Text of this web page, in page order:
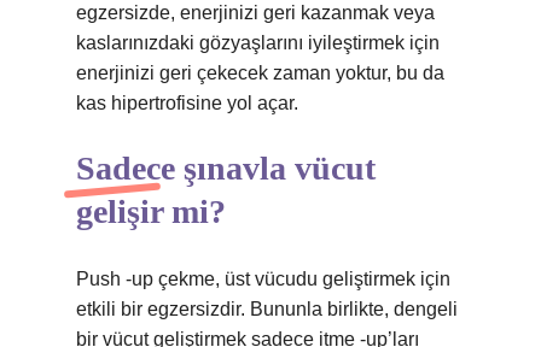
egzersizde, enerjinizi geri kazanmak veya
kaslarınızdaki gözyaşlarını iyileştirmek için
enerjinizi geri çekecek zaman yoktur, bu da
kas hipertrofisine yol açar.
Sadece şınavla vücut
gelişir mi?
Push -up çekme, üst vücudu geliştirmek için
etkili bir egzersizdir. Bununla birlikte, dengeli
bir vücut geliştirmek sadece itme -up’ları